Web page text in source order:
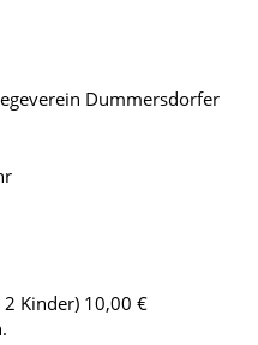
Dummersdorfer
2 Kinder) 10,00 €